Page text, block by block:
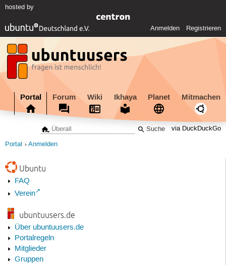
hosted by
Anmelden Registrieren
Portal Forum Wiki Ikhaya Planet Mitmachen
via DuckDuckGo
Portal Anmelden
Ubuntu
FAQ
Verein
ubuntuusers.de
Über ubuntuusers.de
Portalregeln
Mitglieder
Gruppen